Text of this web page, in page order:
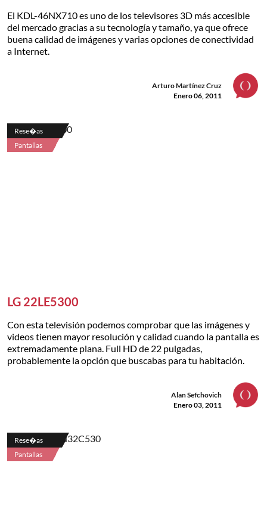
El KDL-46NX710 es uno de los televisores 3D más accesible
del mercado gracias a su tecnología y tamaño, ya que ofrece
buena calidad de imágenes y varias opciones de conectividad
a Internet.
Arturo Martínez Cruz
Enero 06, 2011
Rese�as
Pantallas
LG 22LE5300
Con esta televisión podemos comprobar que las imágenes y
videos tienen mayor resolución y calidad cuando la pantalla es
extremadamente plana. Full HD de 22 pulgadas,
probablemente la opción que buscabas para tu habitación.
Alan Sefchovich
Enero 03, 2011
Rese�as
Pantallas